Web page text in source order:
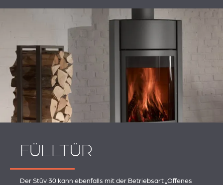
FÜLLTÜR
Der Stûv 30 kann ebenfalls mit der Betriebsart „Offenes